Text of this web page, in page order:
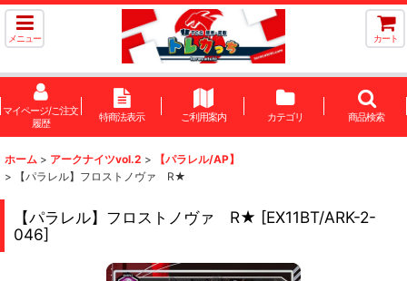
メニュー カート
マイページ/ご注文
履歴
特商法表示 ご利用案内 カテゴリ 商品検索
ホーム > アークナイツvol.2 >
【パラレル/AP】
>
【パラレル】フロストノヴァ R★
【パラレル】フロストノヴァ R★ [EX11BT/ARK-2-
046]